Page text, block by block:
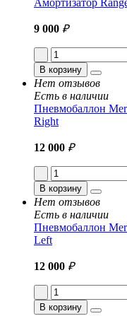
9 000 ₽
В корзину
Нет отзывов
Есть в наличии
Пневмобаллон
Right
12 000 ₽
В корзину
Нет отзывов
Есть в наличии
Пневмобаллон
Left
12 000 ₽
В корзину